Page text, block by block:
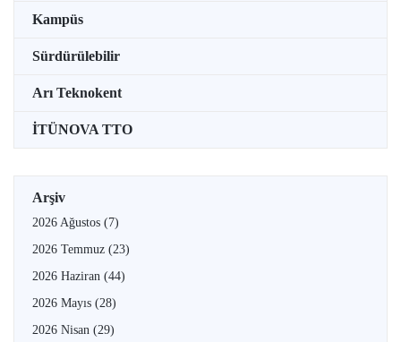
Kampüs
Sürdürülebilir
Arı Teknokent
İTÜNOVA TTO
Arşiv
2026 Ağustos (7)
2026 Temmuz (23)
2026 Haziran (44)
2026 Mayıs (28)
2026 Nisan (29)